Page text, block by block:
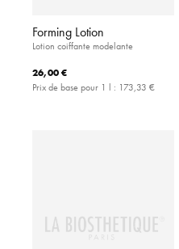
Forming Lotion
Lotion coiffante modelante
26,00 €
Prix de base pour 1 l : 173,33 €